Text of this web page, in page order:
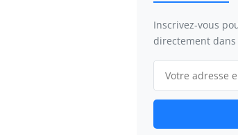
Inscrivez-vous
directement